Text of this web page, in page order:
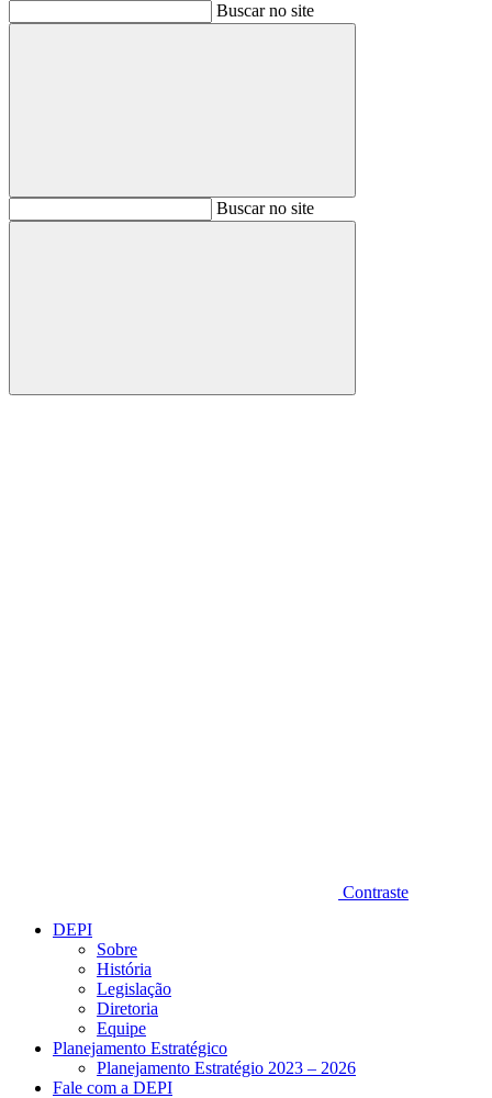
Buscar no site
BuscarBuscar no site
Buscar
Contraste
DEPI
Sobre
História
Legislação
Diretoria
Equipe
Planejamento Estratégico
Planejamento Estratégio 2023 – 2026
Fale com a DEPI